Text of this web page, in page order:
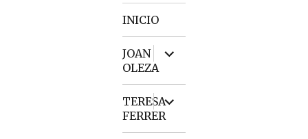
INICIO
JOAN
OLEZA
expand
child
menu
TERESA
FERRER
expand
child
menu